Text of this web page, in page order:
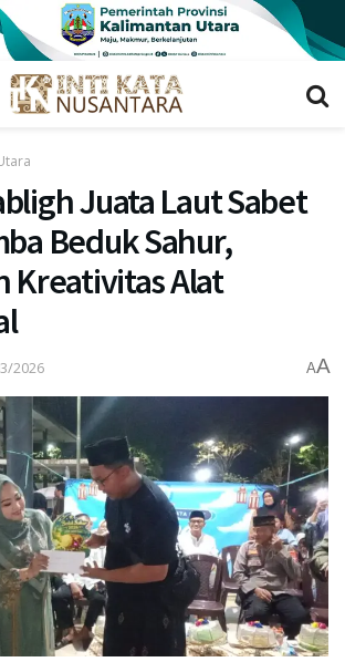
Juata Laut Sabet
Beduk Sahur,
Kreativitas Alat
2026 AA